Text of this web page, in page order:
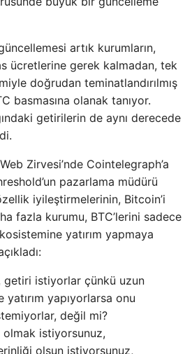
artık kurumların,
ücretlerine gerek kalmadan, tek
doğrudan teminatlandırılmış
basmasına olanak tanıyor.
getirilerin de aynı derecede
Zirvesi’nde Cointelegraph’a
pazarlama müdürü
iyileştirmelerinin, Bitcoin’i
fazla kurumu, BTC’lerini sadece
yatırım yapmaya
getiri istiyorlar çünkü uzun
yatırım yapıyorlarsa onu
değil mi?
istiyorsunuz,
olsun istiyorsunuz,